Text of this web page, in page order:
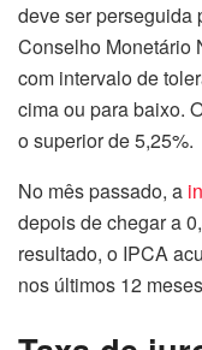
deve ser perseguida
Conselho Monetário
com intervalo de
cima ou para baixo.
o superior de 5,25%.
No mês passado, a
depois de chegar a
resultado, o IPCA
nos últimos 12